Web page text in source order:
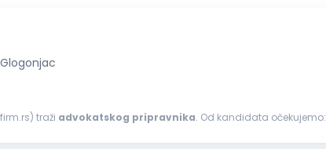
traži advokatskog pripravnika. Od kandidata očekujemo: ozbiljan odnos prema poslu; želju da nauči; poštovanje dogovora